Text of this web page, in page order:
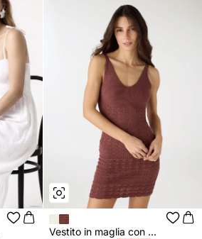
Vestito in maglia con ...